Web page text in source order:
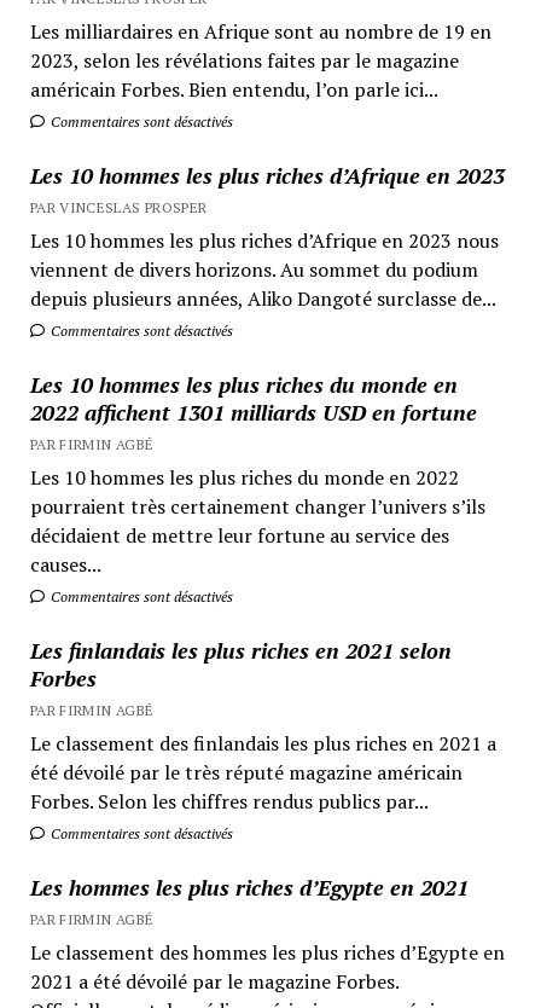
Les milliardaires en Afrique sont au nombre de 19 en
2023, selon les révélations faites par le magazine
américain Forbes. Bien entendu, l’on parle ici...
Commentaires sont désactivés
Les 10 hommes les plus riches d’Afrique en 2023
PAR VINCESLAS PROSPER
Les 10 hommes les plus riches d’Afrique en 2023 nous
viennent de divers horizons. Au sommet du podium
depuis plusieurs années, Aliko Dangoté surclasse de...
Commentaires sont désactivés
Les 10 hommes les plus riches du monde en
2022 affichent 1301 milliards USD en fortune
PAR FIRMIN AGBÉ
Les 10 hommes les plus riches du monde en 2022
pourraient très certainement changer l’univers s’ils
décidaient de mettre leur fortune au service des
causes...
Commentaires sont désactivés
Les finlandais les plus riches en 2021 selon
Forbes
PAR FIRMIN AGBÉ
Le classement des finlandais les plus riches en 2021 a
été dévoilé par le très réputé magazine américain
Forbes. Selon les chiffres rendus publics par...
Commentaires sont désactivés
Les hommes les plus riches d’Egypte en 2021
PAR FIRMIN AGBÉ
Le classement des hommes les plus riches d’Egypte en
2021 a été dévoilé par le magazine Forbes.